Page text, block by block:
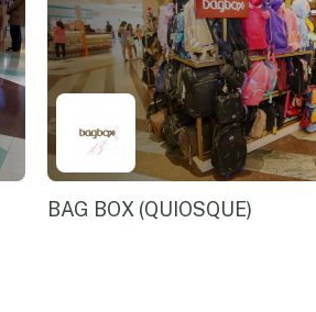
BAG BOX (QUIOSQUE)